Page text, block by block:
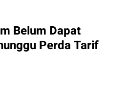
Belum Dapat
Perda Tarif